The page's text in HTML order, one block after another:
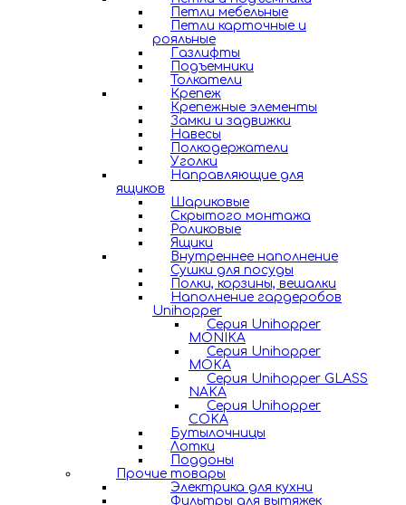
Петли мебельные
Петли карточные и
рояльные
Газлифты
Подъемники
Толкатели
Крепеж
Крепежные элементы
Замки и задвижки
Навесы
Полкодержатели
Уголки
Направляющие для
ящиков
Шариковые
Скрытого монтажа
Роликовые
Ящики
Внутреннее наполнение
Сушки для посуды
Полки, корзины, вешалки
Наполнение гардеробов
Unihopper
Серия Unihopper
MONIKA
Серия Unihopper
MOKA
Серия Unihopper GLASS
NAKA
Серия Unihopper
COKA
Бутылочницы
Лотки
Поддоны
Прочие товары
Электрика для кухни
Фильтры для вытяжек